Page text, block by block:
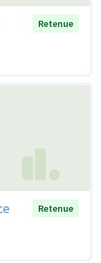
Retenue
Retenue